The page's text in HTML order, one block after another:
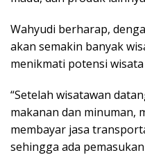
Wahyudi berharap,
akan semakin banyak
menikmati potensi
“Setelah wisatawan
makanan dan minuman,
membayar jasa
sehingga ada